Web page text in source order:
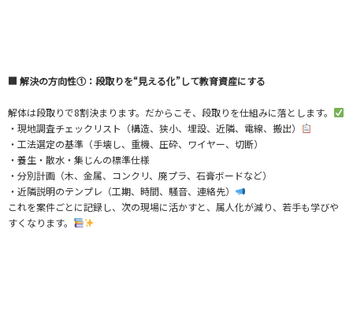
■ 解決の方向性①：段取りを“見える化”して教育資産にする
解体は段取りで8割決まります。だからこそ、段取りを仕組みに落とします。
・現地調査チェックリスト（構造、狭小、埋設、近隣、電線、搬出）
・工法選定の基準（手壊し、重機、圧砕、ワイヤー、切断）
・養生・散水・集じんの標準仕様
・分別計画（木、金属、コンクリ、廃プラ、石膏ボードなど）
・近隣説明のテンプレ（工期、時間、騒音、連絡先）
これを案件ごとに記録し、次の現場に活かすと、属人化が減り、若手も学びや
すくなります。